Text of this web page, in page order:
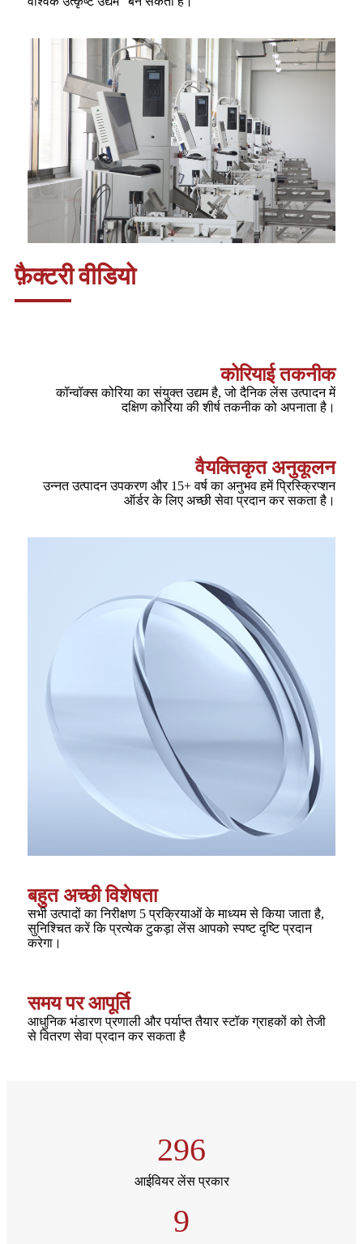
फ़ैक्टरी वीडियो
कोरियाई तकनीक
कॉन्वॉक्स कोरिया का संयुक्त उद्यम है, जो दैनिक लेंस उत्पादन में
दक्षिण कोरिया की शीर्ष तकनीक को अपनाता है।
वैयक्तिकृत अनुकूलन
उन्नत उत्पादन उपकरण और 15+ वर्ष का अनुभव हमें प्रिस्क्रिप्शन
ऑर्डर के लिए अच्छी सेवा प्रदान कर सकता है।
बहुत अच्छी विशेषता
सभी उत्पादों का निरीक्षण 5 प्रक्रियाओं के माध्यम से किया जाता है,
सुनिश्चित करें कि प्रत्येक टुकड़ा लेंस आपको स्पष्ट दृष्टि प्रदान
करेगा।
समय पर आपूर्ति
आधुनिक भंडारण प्रणाली और पर्याप्त तैयार स्टॉक ग्राहकों को तेजी
से वितरण सेवा प्रदान कर सकता है
296
आईवियर लेंस प्रकार
9